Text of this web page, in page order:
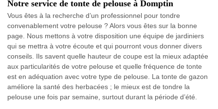
Notre service de tonte de pelouse à Domptin
Vous êtes à la recherche d’un professionnel pour tondre
convenablement votre pelouse ? Alors vous êtes sur la bonne
page. Nous mettons à votre disposition une équipe de jardiniers
qui se mettra à votre écoute et qui pourront vous donner divers
conseils. Ils savent quelle hauteur de coupe est la mieux adaptée
aux particularités de votre pelouse et quelle fréquence de tonte
est en adéquation avec votre type de pelouse. La tonte de gazon
améliore la santé des herbacées ; le mieux est de tondre la
pelouse une fois par semaine, surtout durant la période d’été.